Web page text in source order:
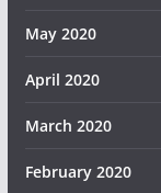
May 2020
April 2020
March 2020
February 2020